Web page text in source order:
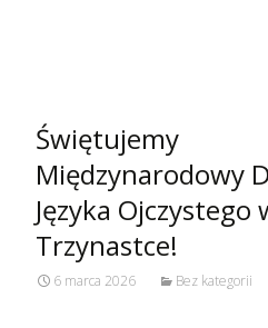
Świętujemy
Międzynarodowy
Języka Ojczystego
Trzynastce!
6 marca 2026 Bez kategorii